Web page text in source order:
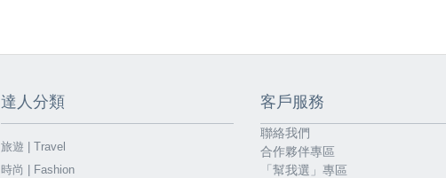
達人分類
旅遊 | Travel
時尚 | Fashion
客戶服務
聯絡我們
合作夥伴專區
「幫我選」專區